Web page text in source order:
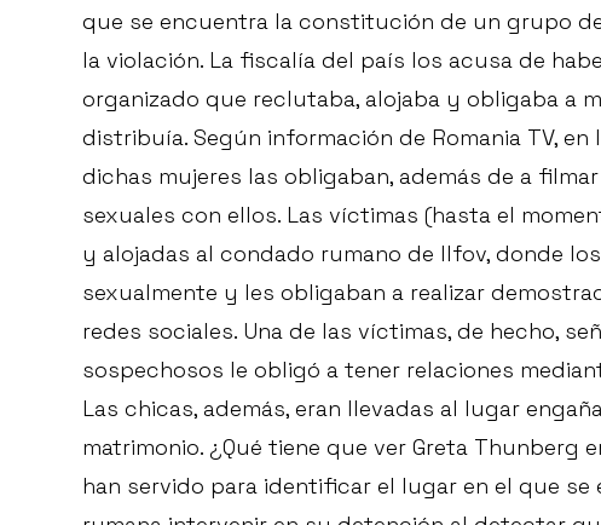
que se encuentra la constitución de un grupo
la violación. La fiscalía del país los acusa de
organizado que reclutaba, alojaba y obligaba a
distribuía. Según información de Romania TV,
dichas mujeres las obligaban, además de a
sexuales con ellos. Las víctimas (hasta el
y alojadas al condado rumano de Ilfov, donde
sexualmente y les obligaban a realizar
redes sociales. Una de las víctimas, de hecho,
sospechosos le obligó a tener relaciones
Las chicas, además, eran llevadas al lugar
matrimonio. ¿Qué tiene que ver Greta Thunberg
han servido para identificar el lugar en el que